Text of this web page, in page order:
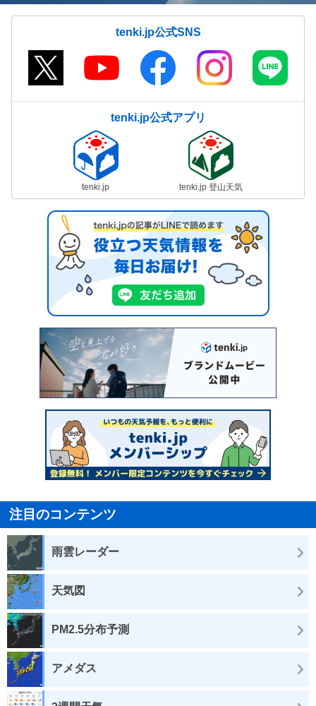
tenki.jp公式SNS
tenki.jp公式アプリ
tenki.jp tenki.jp 登山天気
注目のコンテンツ
雨雲レーダー
天気図
PM2.5分布予測
アメダス